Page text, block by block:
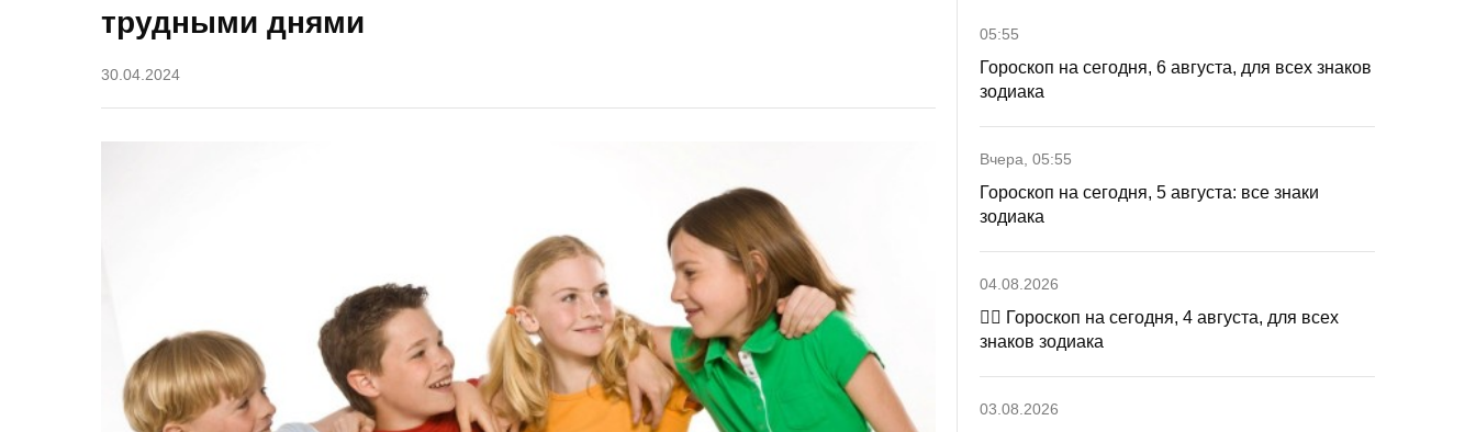
трудными днями
30.04.2024
05:55
Гороскоп на сегодня, 6 августа, для всех знаков
зодиака
Вчера, 05:55
Гороскоп на сегодня, 5 августа: все знаки
зодиака
04.08.2026
🧙‍♀ Гороскоп на сегодня, 4 августа, для всех
знаков зодиака
03.08.2026